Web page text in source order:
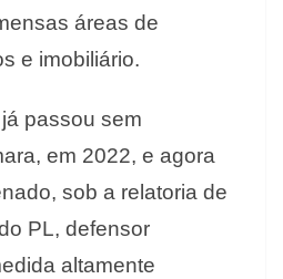
áreas de
e imobiliário.
passou sem
em 2022, e agora
sob a relatoria de
PL, defensor
altamente